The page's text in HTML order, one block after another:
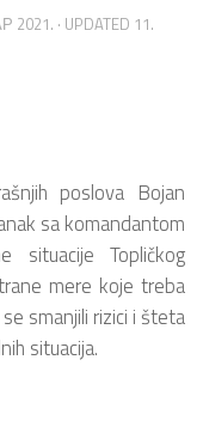
2021. · UPDATED 11.
poslova Bojan
sa komandantom
situacije Topličkog
mere koje treba
smanjili rizici i šteta
situacija.